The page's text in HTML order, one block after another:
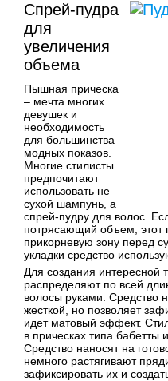
Спрей-пудра
для
увеличения
объема
Пышная прическа
– мечта многих
девушек и
необходимость
для большинства
модных показов.
Многие стилисты
предпочитают
использовать не
сухой шампунь, а
спрей-пудру для волос.
потрясающий объем, этот
прикорневую зону перед
укладки средство
Для создания интересной
распределяют по всей
волосы руками. Средство
жесткой, но позволяет
идет матовый эффект.
в прическах типа бабетты
Средство наносят на
немного растягивают
зафиксировать их и